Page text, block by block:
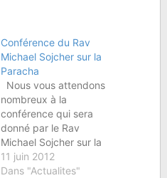
Conférence du Rav
Michael Sojcher sur la
Paracha
Nous vous attendons
nombreux à la
conférence qui sera
donné par le Rav
Michael Sojcher sur la
Paracha de la semaine.
Mardi 12 juin 2012 à
11 juin 2012
Dans "Actualites"